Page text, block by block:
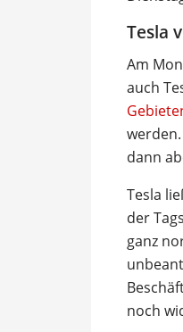
Tesla
Am
auch
dann
Tesla
der
ganz
noch